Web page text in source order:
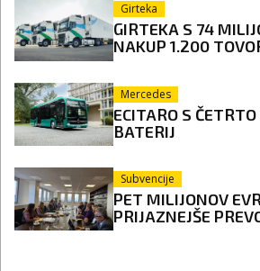
Girteka
GIRTEKA S 74
NAKUP 1.200
Mercedes
ECITARO S
BATERIJ
Subvencije
PET MILIJONOV
PRIJAZNEJŠE